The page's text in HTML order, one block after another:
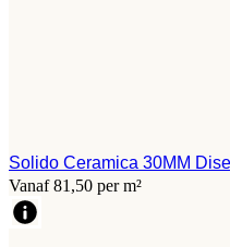
Solido Ceramica 30MM
Vanaf 81,50 per m²